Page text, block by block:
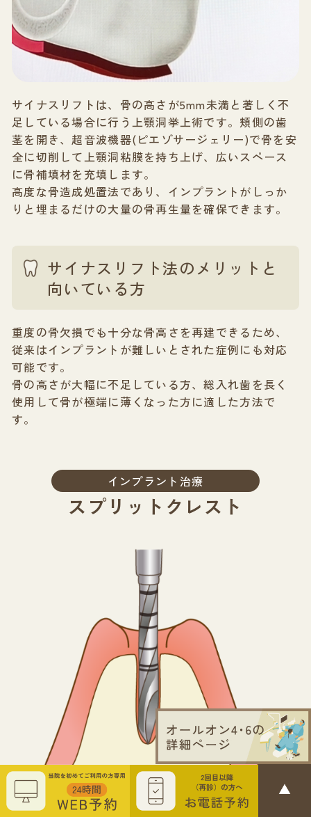
サイナスリフトは、骨の高さが5mm未満と著しく不
足している場合に行う上顎洞挙上術です。頬側の歯
茎を開き、超音波機器(ピエゾサージェリー)で骨を安
全に切削して上顎洞粘膜を持ち上げ、広いスペース
に骨補填材を充填します。
高度な骨造成処置法であり、インプラントがしっか
りと埋まるだけの大量の骨再生量を確保できます。
サイナスリフト法のメリットと
向いている方
重度の骨欠損でも十分な骨高さを再建できるため、
従来はインプラントが難しいとされた症例にも対応
可能です。
骨の高さが大幅に不足している方、総入れ歯を長く
使用して骨が極端に薄くなった方に適した方法で
す。
インプラント治療
スプリットクレスト
インプラントを治療を行うためには、最低5-6mm程
度の顎の骨の幅が必要です。インプラントは最低